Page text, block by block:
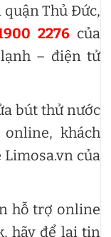
Thủ Đức,
2276 của
– điện tử
bút thử nước
khách
của
hỗ trợ online
hãy để lại tin